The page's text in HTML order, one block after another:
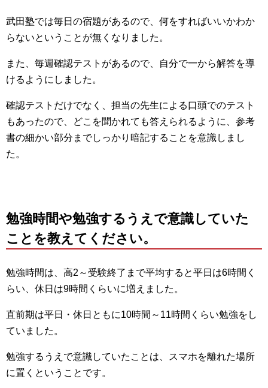
武田塾では毎日の宿題があるので、何をすればいいかわか
らないということが無くなりました。
また、毎週確認テストがあるので、自分で一から解答を導
けるようにしました。
確認テストだけでなく、担当の先生による口頭でのテスト
もあったので、どこを聞かれても答えられるように、参考
書の細かい部分までしっかり暗記することを意識しまし
た。
勉強時間や勉強するうえで意識していた
ことを教えてください。
勉強時間は、高2～受験終了まで平均すると平日は6時間く
らい、休日は9時間くらいに増えました。
直前期は平日・休日ともに10時間～11時間くらい勉強をし
ていました。
勉強するうえで意識していたことは、スマホを離れた場所
に置くということです。